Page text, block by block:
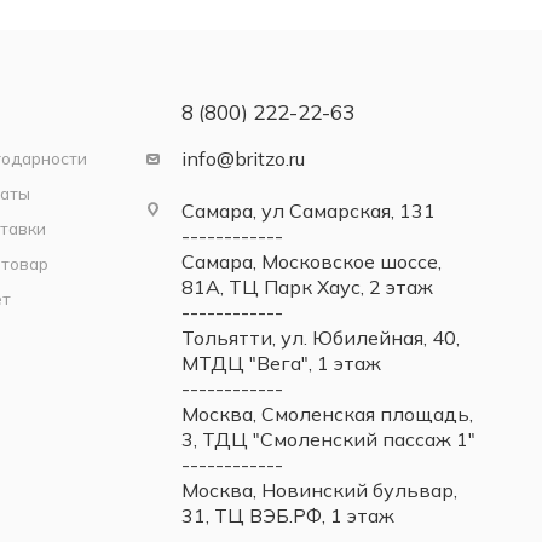
8 (800) 222-22-63
info@britzo.ru
Самара, ул Самарская, 131
------------
Самара, Московское шоссе,
81А, ТЦ Парк Хаус, 2 этаж
------------
Тольятти, ул. Юбилейная, 40,
МТДЦ "Вега", 1 этаж
------------
Москва, Смоленская площадь,
3, ТДЦ "Смоленский пассаж 1"
------------
Москва, Новинский бульвар,
31, ТЦ ВЭБ.РФ, 1 этаж